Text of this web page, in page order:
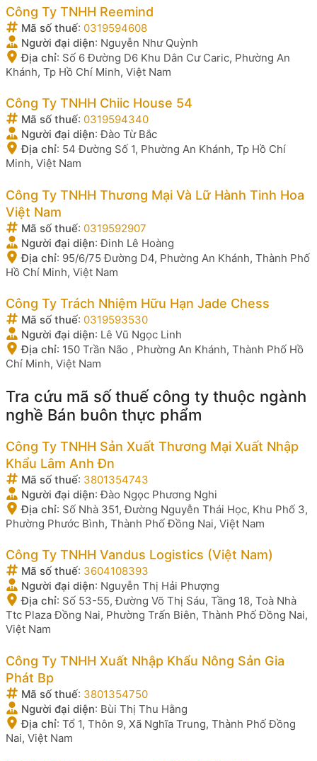
Công Ty TNHH Reemind
Mã số thuế: 0319594608
Người đại diện: Nguyễn Như Quỳnh
Địa chỉ: Số 6 Đường D6 Khu Dân Cư Caric, Phường An
Khánh, Tp Hồ Chí Minh, Việt Nam
Công Ty TNHH Chiic House 54
Mã số thuế: 0319594340
Người đại diện:Đào Từ Bắc
Địa chỉ: 54 Đường Số 1, Phường An Khánh, Tp Hồ Chí
Minh, Việt Nam
Công Ty TNHH Thương Mại Và Lữ Hành Tinh Hoa
Việt Nam
Mã số thuế: 0319592907
Người đại diện:Đinh Lê Hoàng
Địa chỉ: 95/6/75 Đường D4, Phường An Khánh, Thành Phố
Hồ Chí Minh, Việt Nam
Công Ty Trách Nhiệm Hữu Hạn Jade Chess
Mã số thuế: 0319593530
Người đại diện: Lê Vũ Ngọc Linh
Địa chỉ: 150 Trần Não , Phường An Khánh, Thành Phố Hồ
Chí Minh, Việt Nam
Tra cứu mã số thuế công ty thuộc ngành
nghề Bán buôn thực phẩm
Công Ty TNHH Sản Xuất Thương Mại Xuất Nhập
Khẩu Lâm Anh Đn
Mã số thuế: 3801354743
Người đại diện:Đào Ngọc Phương Nghi
Địa chỉ: Số Nhà 351, Đường Nguyễn Thái Học, Khu Phố 3,
Phường Phước Bình, Thành Phố Đồng Nai, Việt Nam
Công Ty TNHH Vandus Logistics (Việt Nam)
Mã số thuế: 3604108393
Người đại diện: Nguyễn Thị Hải Phượng
Địa chỉ: Số 53-55, Đường Võ Thị Sáu, Tầng 18, Toà Nhà
Ttc Plaza Đồng Nai, Phường Trấn Biên, Thành Phố Đồng Nai,
Việt Nam
Công Ty TNHH Xuất Nhập Khẩu Nông Sản Gia
Phát Bp
Mã số thuế: 3801354750
Người đại diện: Bùi Thị Thu Hằng
Địa chỉ: Tổ 1, Thôn 9, Xã Nghĩa Trung, Thành Phố Đồng
Nai, Việt Nam